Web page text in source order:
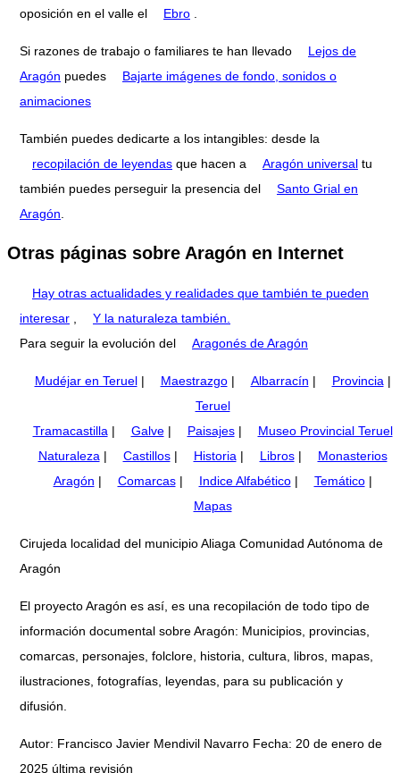
oposición en el valle el
Ebro
Si razones de trabajo o familiares te han llevado
Lejos de
Aragón puedes
Bajarte imágenes de fondo, sonidos o
animaciones
También puedes dedicarte a los intangibles: desde la
recopilación de leyendas que hacen a Aragón universal tu
también puedes perseguir la presencia del
Santo Grial en
Aragón
Otras páginas sobre Aragón en Internet
Hay otras actualidades y realidades que también te pueden
interesar
Y la naturaleza también.
Para seguir la evolución del
Aragonés de Aragón
Mudéjar en Teruel| Maestrazgo| Albarracín | Provincia |
Teruel
Tramacastilla | Galve| Paisajes|
Museo Provincial Teruel
Naturaleza | Castillos| Historia | Libros|
Monasterios
Aragón | Comarcas| Indice Alfabético| Temático|
Mapas
Cirujeda localidad del municipio Aliaga Comunidad Autónoma de
Aragón
El proyecto Aragón es así, es una recopilación de todo tipo de
información documental sobre Aragón: Municipios, provincias,
comarcas, personajes, folclore, historia, cultura, libros, mapas,
ilustraciones, fotografías, leyendas, para su publicación y
difusión.
Autor: Francisco Javier Mendivil Navarro Fecha: 20 de enero de
2025 última revisión